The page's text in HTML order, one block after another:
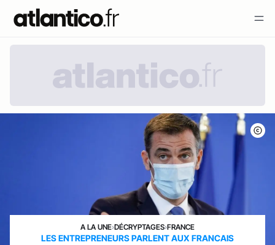
A LA UNE›DÉCRYPTAGES›FRANCE
LES ENTREPRENEURS PARLENT AUX FRANCAIS